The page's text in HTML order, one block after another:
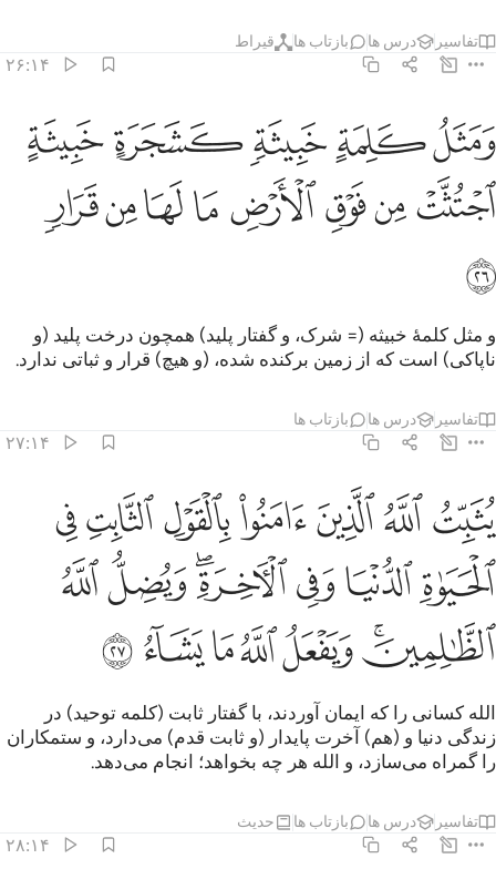
تفاسیر درس ها بازتاب ها قیراط
۲۶:۱۴
ومثل كلمة خبيثة كشجرة خبيثة اجتثت من فوق الارض ما لها من قرار ٢٦
وَمَثَلُ كَلِمَةٍ خَبِيثَةٍۢ كَشَجَرَةٍ خَبِيثَةٍ ٱجْتُثَّتْ مِن فَوْقِ ٱلْأَرْضِ مَا لَهَا مِن
ﱏﱐﱑﱒﱓ
ﱔﱕﱖﱗﱘﱙﱚﱛ
ﱜ
و مثل کلمۀ خبیثه (= شرک، و گفتار پلید) همچون درخت پلید (و
ناپاکی) است که از زمین برکنده شده، (و هیچ) قرار و ثباتی ندارد.
تفاسیر درس ها بازتاب ها
۲۷:۱۴
يثبت الله الذين امنوا بالقول الثابت في الحياة الدنيا وفي الاخرة ويضل
يُثَبِّتُ ٱللَّهُ ٱلَّذِينَ ءَامَنُوا۟ بِٱلْقَوْلِ ٱلثَّابِتِ فِى ٱلْحَيَوٰةِ ٱلدُّنْيَا وَفِى
ﱝﱞﱟﱠﱡﱢﱣ
ﱤﱥﱦﱧﱨﱩﱪ
ﱫﱬﱭﱮﱯﱰﱱ
الله کسانی را که ایمان آوردند، با گفتار ثابت (کلمه توحید) در
زندگی دنیا و (هم) آخرت پایدار (و ثابت قدم) می‌دارد، و ستمکاران
را گمراه می‌سازد، و الله هر چه بخواهد؛ انجام می‌دهد.
تفاسیر درس ها بازتاب ها حدیث
۲۸:۱۴